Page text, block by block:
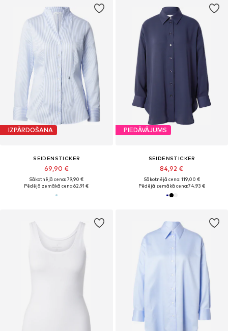
IZPĀRDOŠANA
SEIDENSTICKER
69,90 €
Sākotnējā cena: 79,90 €
Pēdējā zemākā cena:62,91 €
PIEDĀVĀJUMS
SEIDENSTICKER
84,92 €
Sākotnējā cena: 119,00 €
Pēdējā zemākā cena:74,93 €